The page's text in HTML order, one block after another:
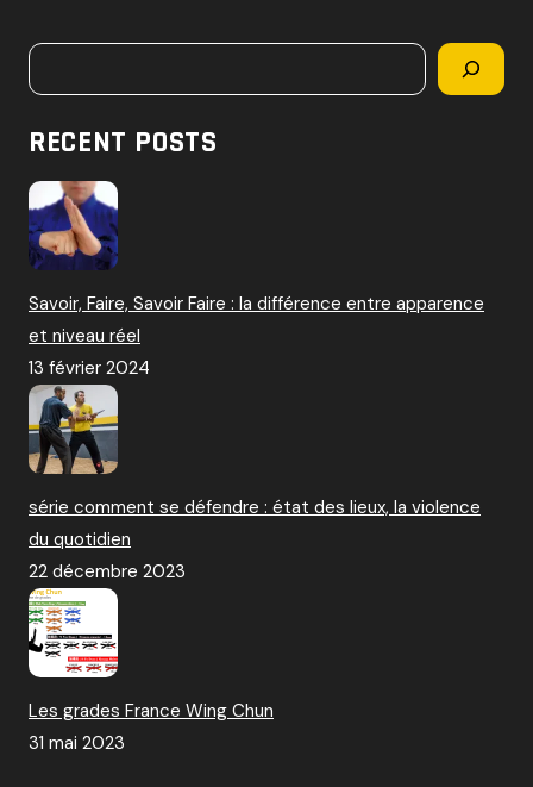
r
Rechercher
RECENT POSTS
Savoir, Faire, Savoir Faire : la différence entre apparence
et niveau réel
13 février 2024
série comment se défendre : état des lieux, la violence
du quotidien
22 décembre 2023
Les grades France Wing Chun
31 mai 2023